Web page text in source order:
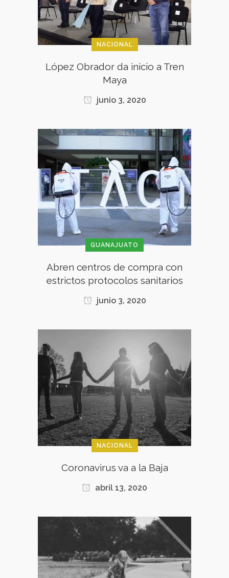
NACIONAL
López Obrador da inicio a Tren
Maya
junio 3, 2020
GUANAJUATO
Abren centros de compra con
estrictos protocolos sanitarios
junio 3, 2020
NACIONAL
Coronavirus va a la Baja
abril 13, 2020